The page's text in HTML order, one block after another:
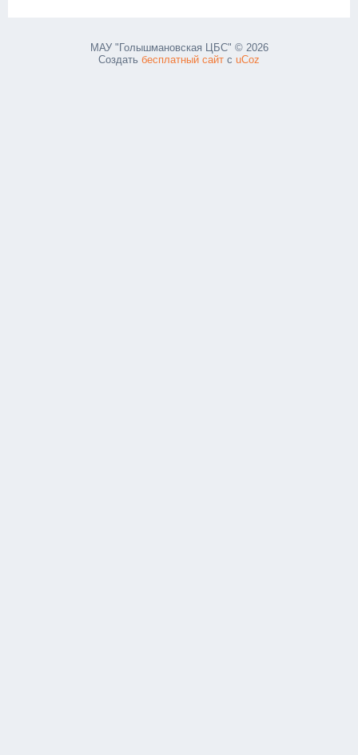
МАУ "Голышмановская ЦБС" © 2026
Создать бесплатный сайт с uCoz